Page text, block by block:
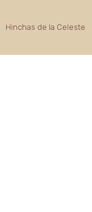
Hinchas de la Celeste